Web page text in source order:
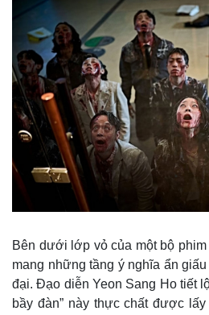
Bên dưới lớp vỏ của một bộ
mang những tầng ý nghĩa ẩn
đại. Đạo diễn Yeon Sang Ho tiết
bầy đàn” này thực chất được